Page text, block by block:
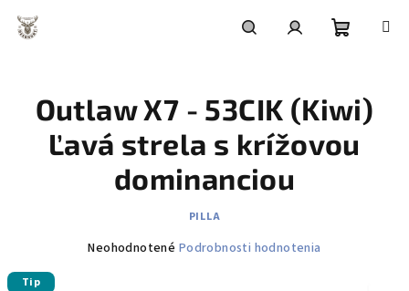
obsah
košík
Outlaw X7 - 53CIK (Kiwi)
Ľavá strela s krížovou
dominanciou
PILLA
Priemerné
Neohodnotené Podrobnosti hodnotenia
Tip